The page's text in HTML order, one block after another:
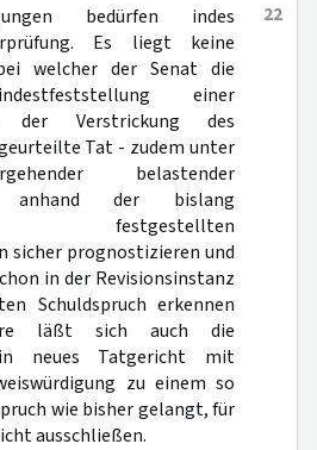
22
bedürfen indes
Es liegt keine
welcher der Senat die
einer
der Verstrickung des
Tat - zudem unter
belastender
anhand der bislang
festgestellten
sicher prognostizieren und
in der Revisionsinstanz
Schuldspruch erkennen
läßt sich auch die
neues Tatgericht mit
zu einem so
wie bisher gelangt, für
ausschließen.